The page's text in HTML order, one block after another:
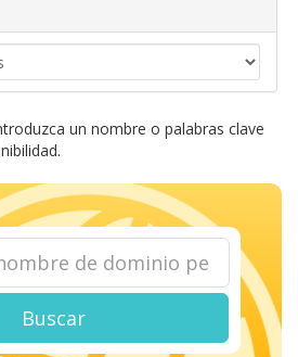
un nombre o palabras clave
Buscar